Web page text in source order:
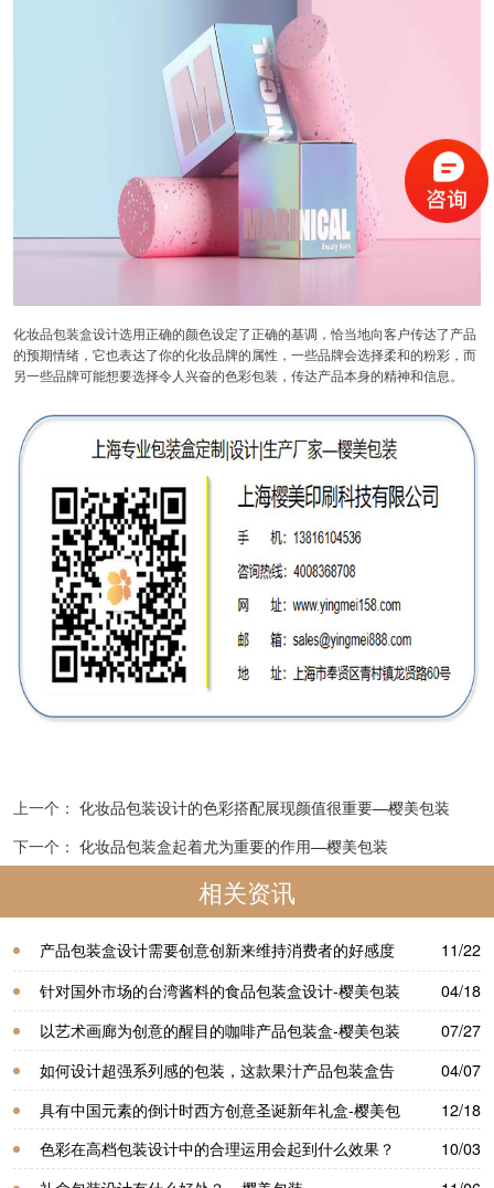
化妆品包装盒设计选用正确的颜色设定了正确的基调，恰当地向客户传达了产品
的预期情绪，它也表达了你的化妆品牌的属性，一些品牌会选择柔和的粉彩，而
另一些品牌可能想要选择令人兴奋的色彩包装，传达产品本身的精神和信息。
上一个： 化妆品包装设计的色彩搭配展现颜值很重要—樱美包装
下一个： 化妆品包装盒起着尤为重要的作用—樱美包装
相关资讯
产品包装盒设计需要创意创新来维持消费者的好感度
—樱美包装
11/22
针对国外市场的台湾酱料的食品包装盒设计-樱美包装
04/18
以艺术画廊为创意的醒目的咖啡产品包装盒-樱美包装
07/27
如何设计超强系列感的包装，这款果汁产品包装盒告
诉你-樱美包装
04/07
具有中国元素的倒计时西方创意圣诞新年礼盒-樱美包
装
12/18
色彩在高档包装设计中的合理运用会起到什么效果？
10/03